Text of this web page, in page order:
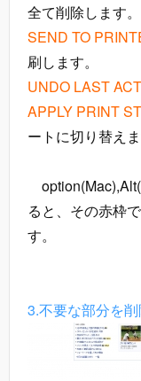
全て削除します。
SEND TO
刷します。
UNDO LAST
APPLY PRINT
ートに切り替えま
ると、その赤枠
す。
3.不要な部分を